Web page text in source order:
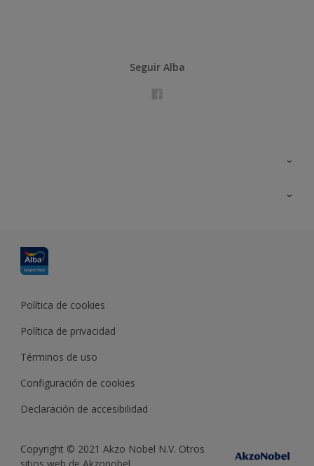
Seguir Alba
Política de cookies
Política de privacidad
Términos de uso
Configuración de cookies
Declaración de accesibilidad
Copyright © 2021 Akzo Nobel N.V. Otros
sitios web de Akzonobel